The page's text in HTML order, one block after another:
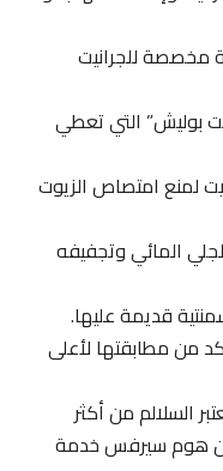
للجرانيت
بوليش” التي تعطي
امتصاص الزيوت
المائي وتجفيفه
قديمة عليها.
من مطابقتها لأعلى
من أكثر
هوم سيرفس خدمة